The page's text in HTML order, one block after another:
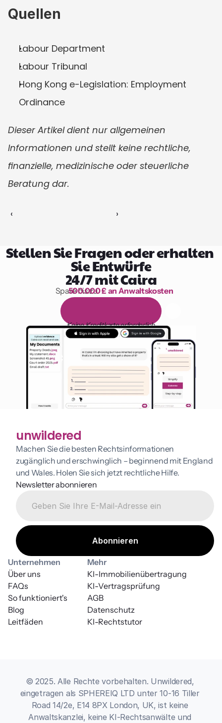
Quellen
Labour Department
Labour Tribunal
Hong Kong e-Legislation: Employment
Ordinance
Dieser Artikel dient nur allgemeinen
Informationen und stellt keine rechtliche,
finanzielle, medizinische oder steuerliche
Beratung dar.
‹ ›
Stellen Sie Fragen oder erhalten
Sie Entwürfe
24/7 mit Caira
1.000 Stunden Lesen
Spare bis zu
500.000 £ an Anwaltskosten
äg on
Keine Kreditkarte erforderlich
unwildered
Machen Sie die besten Rechtsinformationen
zugänglich und erschwinglich – beginnend mit England
und Wales. Holen Sie sich jetzt rechtliche Hilfe.
Newsletter abonnieren
Unternehmen
Über uns
FAQs
So funktioniert's
Blog
Leitfäden
Mehr
AGB
KI-Vertragsprüfung
KI-Rechtstutor
Datenschutz
KI-Immobilienübertragung
© 2025. Alle Rechte vorbehalten. Unwildered,
eingetragen als SPHEREIQ LTD unter 10-16 Tiller
Road 14/2e, E14 8PX London, UK, ist keine
Anwaltskanzlei, keine KI-Rechtsanwälte und